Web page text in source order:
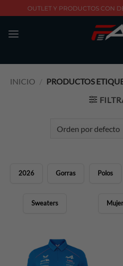
to
content
OUTLET Y PRODUCTOS CON
INICIO / PRODUCTOS
2026 Gorras Polos
Sweaters Mujer